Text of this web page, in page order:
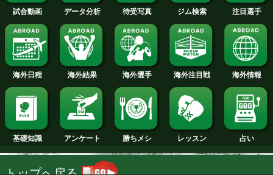
2012年
2011年
2010年